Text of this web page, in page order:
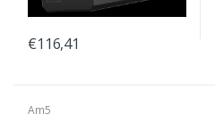
€116,41
Am5